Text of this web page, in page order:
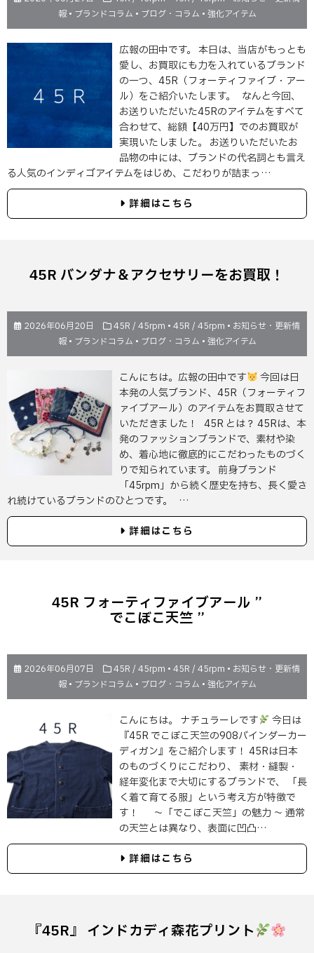
報• ブランドコラム • ブログ・コラム • 強化アイテム
広報の田中です。 本日は、当店がもっとも
愛し、お買取にも力を入れているブランド
の一つ、45R（フォーティファイブ・アー
ル）をご紹介いたします。 なんと今回、
お送りいただいた45Rのアイテムをすべて
合わせて、総額【40万円】でのお買取が
実現いたしました。 お送りいただいたお
品物の中には、ブランドの代名詞とも言え
る人気のインディゴアイテムをはじめ、こだわりが詰まっ…
詳細はこちら
45R バンダナ＆アクセサリーをお買取！
2026年06月20日 45R / 45rpm • 45R / 45rpm • お知らせ・更新情
報• ブランドコラム • ブログ・コラム • 強化アイテム
こんにちは。広報の田中です
今回は日
本発の人気ブランド、45R（フォーティフ
ァイブアール）のアイテムをお買取させて
いただきました！ 45R とは？ 45Rは、本
発のファッションブランドで、素材や染
め、着心地に徹底的にこだわったものづく
りで知られています。 前身ブランド
「45rpm」から続く歴史を持ち、長く愛さ
れ続けているブランドのひとつです。 …
詳細はこちら
45R フォーティファイブアール ”
でこぼこ天竺 ”
2026年06月07日 45R / 45rpm • 45R / 45rpm • お知らせ・更新情
報• ブランドコラム • ブログ・コラム • 強化アイテム
こんにちは。 ナチュラーレです
今日は
『45R でこぼこ天竺の908バインダーカー
ディガン』をご紹介します！ 45Rは日本
のものづくりにこだわり、 素材・縫製・
経年変化まで大切にするブランドで、 「長
く着て育てる服」という考え方が特徴で
す！ ～「でこぼこ天竺」の魅力 ～ 通常
の天竺とは異なり、表面に凹凸…
詳細はこちら
『45R』 インドカディ森花プリント